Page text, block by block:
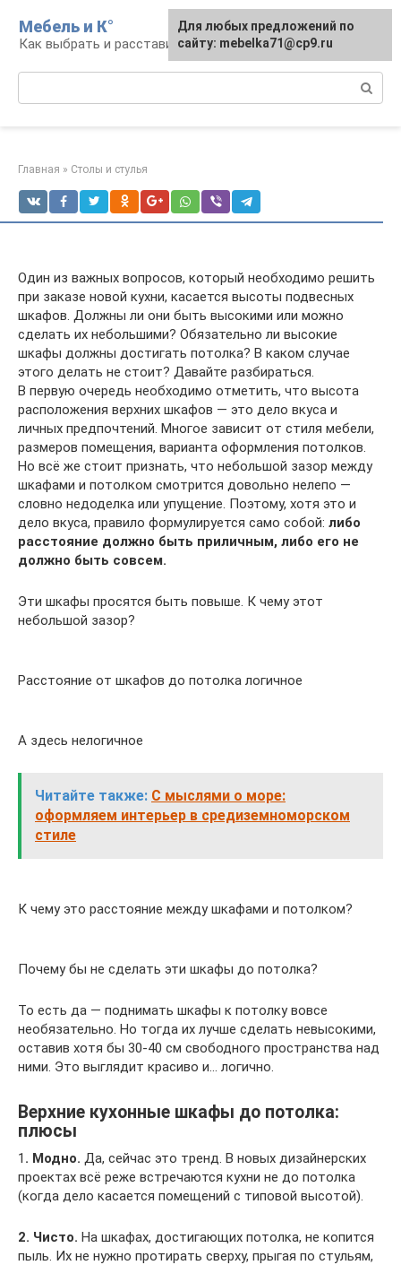
контенту
Мебель и К°
Как выбрать и расставить мебель
Главная » Столы и стулья
Один из важных вопросов, который необходимо решить
при заказе новой кухни, касается высоты подвесных
шкафов. Должны ли они быть высокими или можно
сделать их небольшими? Обязательно ли высокие
шкафы должны достигать потолка? В каком случае
этого делать не стоит? Давайте разбираться.
В первую очередь необходимо отметить, что высота
расположения верхних шкафов — это дело вкуса и
личных предпочтений. Многое зависит от стиля мебели,
размеров помещения, варианта оформления потолков.
Но всё же стоит признать, что небольшой зазор между
шкафами и потолком смотрится довольно нелепо —
словно недоделка или упущение. Поэтому, хотя это и
дело вкуса, правило формулируется само собой: либо
расстояние должно быть приличным, либо его не
должно быть совсем.
Эти шкафы просятся быть повыше. К чему этот
небольшой зазор?
Расстояние от шкафов до потолка логичное
А здесь нелогичное
Читайте также: С мыслями о море:
оформляем интерьер в средиземноморском
стиле
К чему это расстояние между шкафами и потолком?
Почему бы не сделать эти шкафы до потолка?
То есть да — поднимать шкафы к потолку вовсе
необязательно. Но тогда их лучше сделать невысокими,
оставив хотя бы 30-40 см свободного пространства над
ними. Это выглядит красиво и… логично.
Верхние кухонные шкафы до потолка:
плюсы
1 . Модно. Да, сейчас это тренд. В новых дизайнерских
проектах всё реже встречаются кухни не до потолка
(когда дело касается помещений с типовой высотой).
2. Чисто. На шкафах, достигающих потолка, не копится
пыль. Их не нужно протирать сверху, прыгая по стульям,
Для любых предложений по
сайту: mebelka71@cp9.ru